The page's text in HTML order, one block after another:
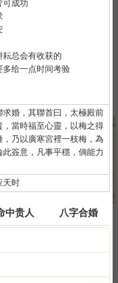
可成功
总会有收获的
多给一点时间考验
婚，其聯首曰，太極殿前
當時福至心靈，以梅之得
乃以廣寒宮裡一枝梅，為
簽意，凡事平穩，倘能力
天时
中贵人 八字合婚
第一桶金
隐藏财禄